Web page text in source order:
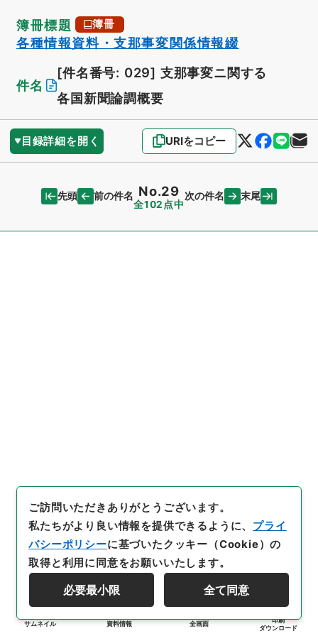
簿冊標題 簿冊
各種情報資料・支那事変関係情報綴
件名
[件名番号: 029] 支那事変ニ関する
各国新聞論調概要
目録詳細を開く URIをコピー
先頭 前の件名 No.29
全102点中
次の件名 末尾
サムネイル 資料情報 全画面
印刷
ダウンロード
ご訪問いただきありがとうございます。
私たちがより良い情報を提供できるように、 プライ
バシーポリシーに基づいたクッキー（Cookie）の
取得と利用に同意をお願いいたします。
必要最小限 全て同意